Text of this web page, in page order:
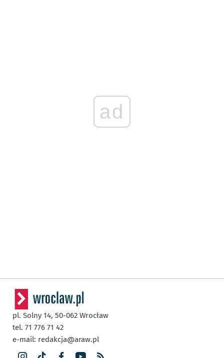
ad
pl. Solny 14, 50-062 Wrocław
tel. 71 776 71 42
e-mail: redakcja@araw.pl